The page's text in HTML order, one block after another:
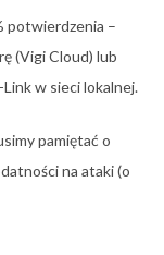
potwierdzenia –
(Vigi Cloud) lub
w sieci lokalnej.
pamiętać o
na ataki (o